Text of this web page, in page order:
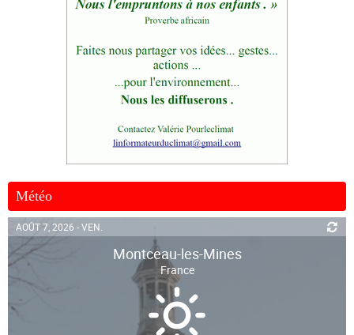
Météo
AOÛT 7, 2026 - VEN.
Montceau-les-Mines
France